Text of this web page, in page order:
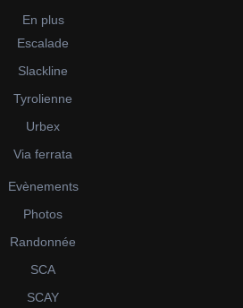
En plus
Escalade
Slackline
Tyrolienne
Urbex
Via ferrata
Evènements
Photos
Randonnée
SCA
SCAY